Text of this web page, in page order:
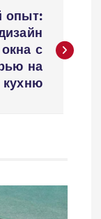
опыт:
окна с
на
кухню